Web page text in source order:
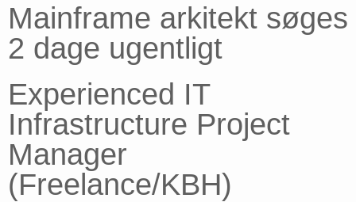
Mainframe arkitekt søges
2 dage ugentligt
Experienced IT
Infrastructure Project
Manager
(Freelance/KBH)